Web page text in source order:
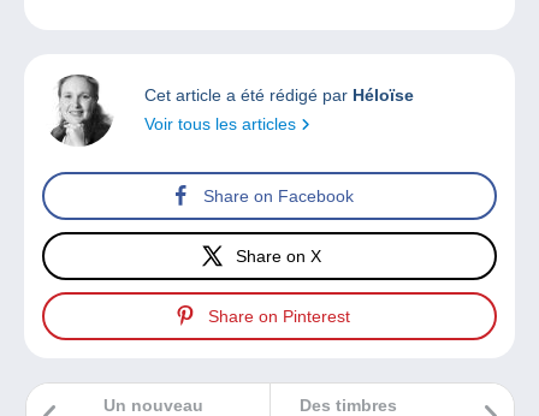
Cet article a été rédigé par Héloïse
Voir tous les articles
Share on Facebook
Share on X
Share on Pinterest
Des timbres
Un nouveau